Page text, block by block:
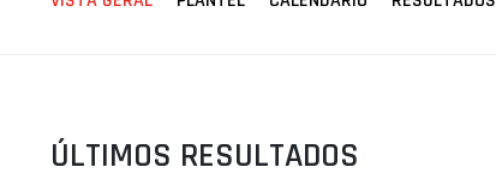
ÚLTIMOS RESULTADOS